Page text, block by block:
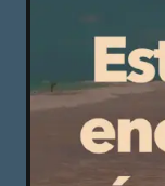
Rigor,